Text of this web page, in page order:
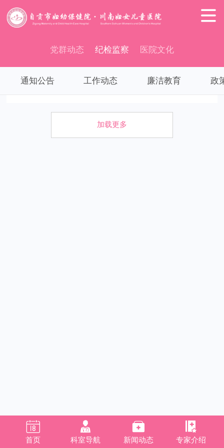

党群动态 纪检监察 医院文化
通知公告 工作动态 廉洁教育 政
加载更多

首页

科室导航

新闻动态

专家介绍